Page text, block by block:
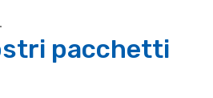
pacchetti